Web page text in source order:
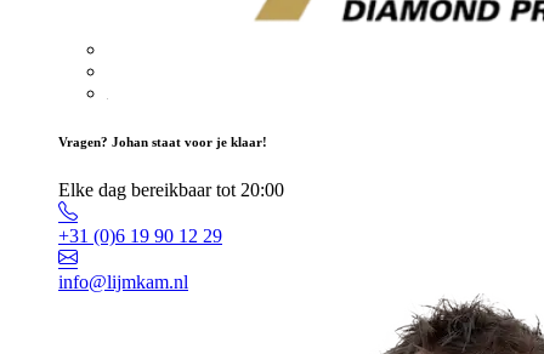
Vragen? Johan staat voor je klaar!
Elke dag bereikbaar tot 20:00
+31 (0)6 19 90 12 29
info@lijmkam.nl